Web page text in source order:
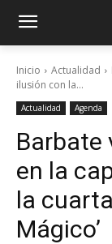
Inicio Actualidad
ilusión con la...
Actualidad Agenda
Barbate
en la
la
Mágico’